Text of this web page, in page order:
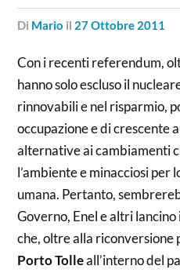
di Mario il 27 Ottobre 2011
Con i recenti referendum,
hanno solo escluso il
rinnovabili e nel risparmio,
occupazione e di crescente
alternative ai cambiamenti
l’ambiente e minacciosi per
umana. Pertanto,
Governo, Enel e altri lancino
che, oltre alla riconversione
Porto Tolleall’interno del